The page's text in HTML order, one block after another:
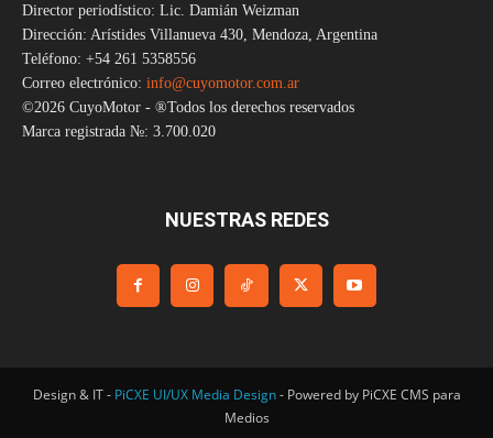
Director periodístico: Lic. Damián Weizman
Dirección: Arístides Villanueva 430, Mendoza, Argentina
Teléfono: +54 261 5358556
Correo electrónico: info@cuyomotor.com.ar
©2026 CuyoMotor - ®Todos los derechos reservados
Marca registrada №: 3.700.020
NUESTRAS REDES
Design & IT - PiCXE UI/UX Media Design- Powered by PiCXE CMS para
Medios